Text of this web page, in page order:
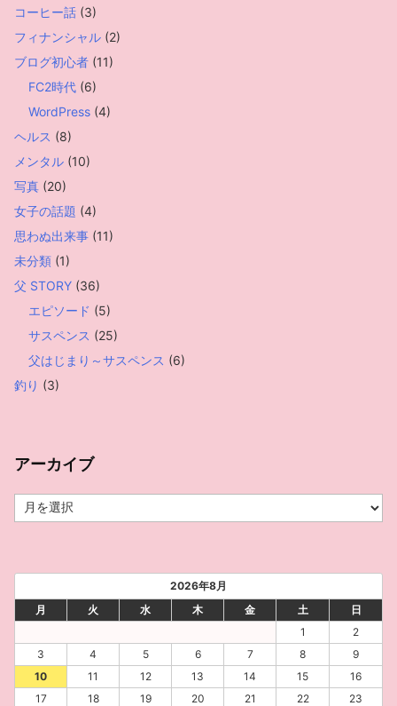
コーヒー話 (3)
フィナンシャル (2)
ブログ初心者 (11)
FC2時代 (6)
WordPress (4)
ヘルス (8)
メンタル (10)
写真 (20)
女子の話題 (4)
思わぬ出来事 (11)
未分類 (1)
父 STORY (36)
エピソード (5)
サスペンス (25)
父はじまり～サスペンス (6)
釣り (3)
アーカイブ
ー
ブ
2026年8月
月
火 水 木 金 土
日
1
2
3
4 5 6 7 8
9
10
11 12 13 14 15
16
17
18 19 20 21 22
23